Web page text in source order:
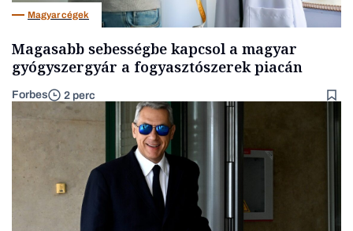
Magyar cégek
Magasabb sebességbe kapcsol a magyar
gyógyszergyár a fogyasztószerek piacán
Forbes 2 perc